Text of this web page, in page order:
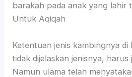
barakah pada anak yang lahir
Untuk Aqiqah
Ketentuan jenis kambingnya di
tidak dijelaskan jenisnya,
Namun ulama telah